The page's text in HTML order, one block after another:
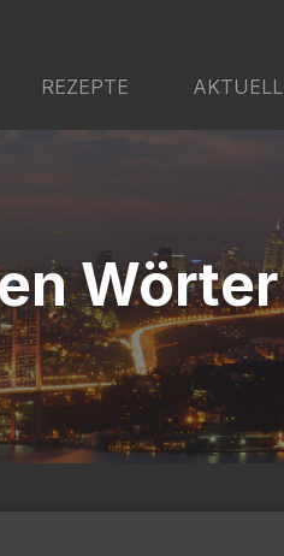
REZEPTE AKTUELL
Wörter